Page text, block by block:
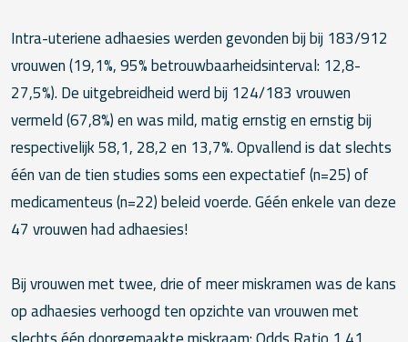
Intra-uteriene adhaesies werden gevonden bij bij 183/912
vrouwen (19,1%, 95% betrouwbaarheidsinterval: 12,8-
27,5%). De uitgebreidheid werd bij 124/183 vrouwen
vermeld (67,8%) en was mild, matig ernstig en ernstig bij
respectivelijk 58,1, 28,2 en 13,7%. Opvallend is dat slechts
één van de tien studies soms een expectatief (n=25) of
medicamenteus (n=22) beleid voerde. Géén enkele van deze
47 vrouwen had adhaesies!
Bij vrouwen met twee, drie of meer miskramen was de kans
op adhaesies verhoogd ten opzichte van vrouwen met